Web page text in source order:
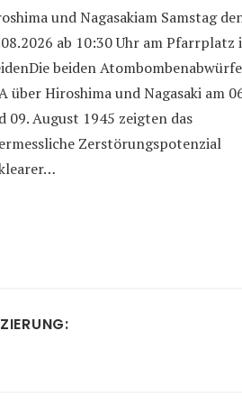
und Nagasakiam Samstag
ab 10:30 Uhr am Pfarrplatz
beiden
über Hiroshima und Nagasaki am
09. August 1945 zeigten das
Zerstörungspotenzial